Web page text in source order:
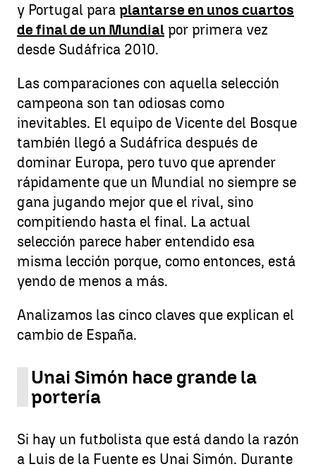
y Portugal para plantarse en unos cuartos
de final de un Mundial por primera vez
desde Sudáfrica 2010.
Las comparaciones con aquella selección
campeona son tan odiosas como
inevitables. El equipo de Vicente del Bosque
también llegó a Sudáfrica después de
dominar Europa, pero tuvo que aprender
rápidamente que un Mundial no siempre se
gana jugando mejor que el rival, sino
compitiendo hasta el final. La actual
selección parece haber entendido esa
misma lección porque, como entonces, está
yendo de menos a más.
Analizamos las cinco claves que explican el
cambio de España.
Unai Simón hace grande la
portería
Si hay un futbolista que está dando la razón
a Luis de la Fuente es Unai Simón. Durante